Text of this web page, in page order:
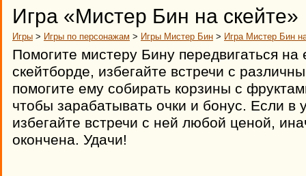
Игра «Мистер Бин на скейте»
Игры > Игры по персонажам > Игры Мистер Бин > Игра Мистер Бин
Помогите мистеру Бину передвигаться
скейтборде, избегайте встречи с
помогите ему собирать корзины с
чтобы зарабатывать очки и бонус. Если в
избегайте встречи с ней любой ценой,
окончена. Удачи!